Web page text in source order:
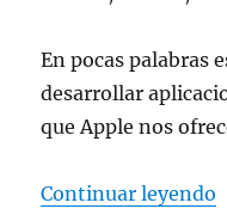
En pocas palabras
desarrollar
que Apple nos
Continuar leyendo